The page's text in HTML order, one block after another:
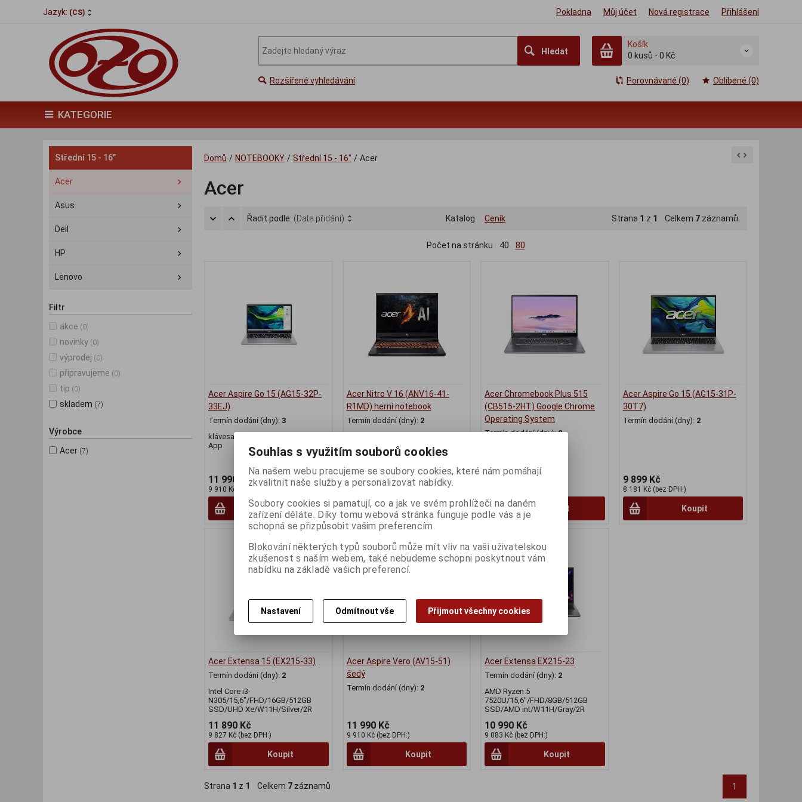
Jazyk: (CS) Pokladna Můj účet Nová registrace Přihlášení
Hledat
Košík
0 kusů - 0 Kč
Rozšířené vyhledávání Porovnávané (0) Oblíbené (0)
KATEGORIE
Střední 15 - 16"
Acer
Asus
Dell
HP
Lenovo
Filtr
akce (0)
novinky (0)
výprodej (0)
připravujeme (0)
tip (0)
skladem (7)
Výrobce
Acer (7)
Domů / NOTEBOOKY / Střední 15 - 16" / Acer
Acer
Řadit podle: (Data přidání) Katalog Ceník Strana 1 z 1 Celkem 7 záznamů
Počet na stránku 40 80
Acer Aspire Go 15 (AG15-32P-
33EJ)
Termín dodání (dny): 3
klávesa Copilot (AI), AcerSense
App
11 990 Kč
9 910 Kč (bez DPH:)
Koupit
Acer Nitro V 16 (ANV16-41-
R1MD) herní notebook
Termín dodání (dny): 2
WUXGA,16GB,1TB
SSD,RTX3050,W11H,Obsidian
19 990 Kč
16 521 Kč (bez DPH:)
Koupit
Acer Chromebook Plus 515
(CB515-2HT) Google Chrome
Operating System
Termín dodání (dny):2
15 190 Kč
Koupit
Acer Aspire Go 15 (AG15-31P-
30T7)
Termín dodání (dny): 2
9 899 Kč
8 181 Kč (bez DPH:)
Koupit
Acer Extensa 15 (EX215-33)
Termín dodání (dny): 2
Intel Core i3-
N305/15,6"/FHD/16GB/512GB
SSD/UHD Xe/W11H/Silver/2R
11 890 Kč
9 827 Kč (bez DPH:)
Koupit
Acer Aspire Vero (AV15-51)
šedý
Termín dodání (dny): 2
11 990 Kč
9 910 Kč (bez DPH:)
Koupit
Acer Extensa EX215-23
Termín dodání (dny): 2
AMD Ryzen 5
7520U/15,6"/FHD/8GB/512GB
SSD/AMD int/W11H/Gray/2R
10 990 Kč
9 083 Kč (bez DPH:)
Koupit
Strana 1 z 1 Celkem 7 záznamů 1
Souhlas s využitím souborů cookies
Na našem webu pracujeme se soubory cookies, které nám pomáhají
zkvalitnit naše služby a personalizovat nabídky.
Soubory cookies si pamatují, co a jak ve svém prohlížeči na daném
zařízení děláte. Díky tomu webová stránka funguje podle vás a je
schopná se přizpůsobit vašim preferencím.
Blokování některých typů souborů může mít vliv na vaši uživatelskou
zkušenost s naším webem, také nebudeme schopni poskytnout vám
nabídku na základě vašich preferencí.
Nastavení Odmítnout vše Přijmout všechny cookies